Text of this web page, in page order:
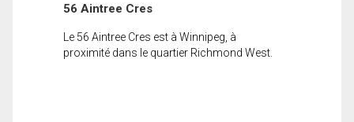
56 Aintree Cres
Le 56 Aintree Cres est à Winnipeg, à
proximité dans le quartier Richmond West.